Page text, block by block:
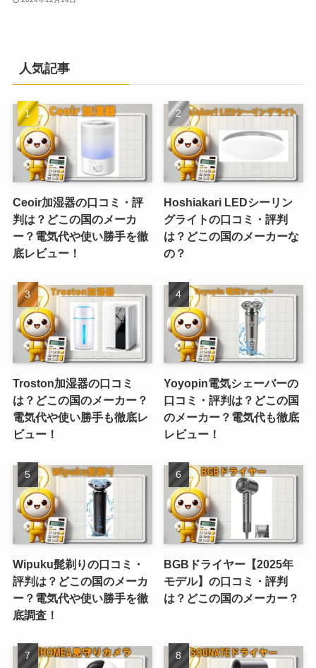
人気記事
Ceoir加湿器の口コミ・評
判は？どこの国のメーカ
ー？電気代や使い勝手を徹
底レビュー！
Hoshiakari LEDシーリン
グライトの口コミ・評判
は？どこの国のメーカーな
の？
Troston加湿器の口コミ
は？どこの国のメーカー？
電気代や使い勝手も徹底レ
ビュー！
Yoyopin電気シェーバーの
口コミ・評判は？どこの国
のメーカー？電気代も徹底
レビュー！
Wipuku髭剃りの口コミ・
評判は？どこの国のメーカ
ー？電気代や使い勝手を徹
底調査！
BGBドライヤー【2025年
モデル】の口コミ・評判
は？どこの国のメーカー？